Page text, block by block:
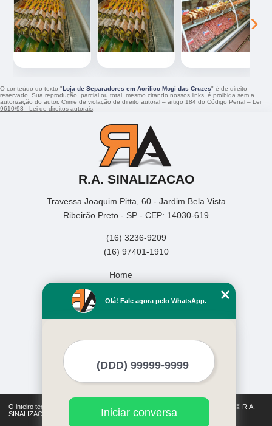
‹ ›
O conteúdo do texto "Loja de Separadores em Acrílico Mogi das Cruzes" é de direito
reservado. Sua reprodução, parcial ou total, mesmo citando nossos links, é proibida sem a
autorização do autor. Crime de violação de direito autoral – artigo 184 do Código Penal – Lei
9610/98 - Lei de direitos autorais
R.A. SINALIZACAO
Travessa Joaquim Pitta, 60 - Jardim Bela Vista
Ribeirão Preto - SP - CEP: 14030-619
(16) 3236-9209
(16) 97401-1910
Home
Missão
O inteiro teor deste site está sujeito à proteção de direitos autorais. Copyright© R.A.
SINALIZACAO (Lei 9610 de 19/02/1998)
Olá! Fale agora pelo WhatsApp.
Iniciar conversa